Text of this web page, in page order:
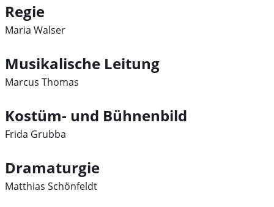
Regie
Maria Walser
Musikalische Leitung
Marcus Thomas
Kostüm- und Bühnenbild
Frida Grubba
Dramaturgie
Matthias Schönfeldt